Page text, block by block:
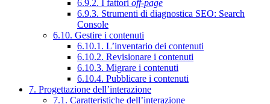
6.9.2. I fattori off-page
6.9.3. Strumenti di diagnostica SEO: Search
Console
6.10. Gestire i contenuti
6.10.1. L’inventario dei contenuti
6.10.2. Revisionare i contenuti
6.10.3. Migrare i contenuti
6.10.4. Pubblicare i contenuti
7. Progettazione dell’interazione
7.1. Caratteristiche dell’interazione